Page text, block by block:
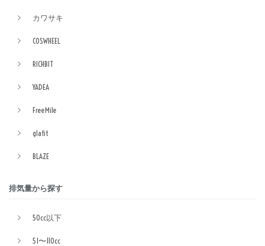
カワサキ
COSWHEEL
RICHBIT
YADEA
FreeMile
glafit
BLAZE
排気量から探す
50cc以下
51〜110cc